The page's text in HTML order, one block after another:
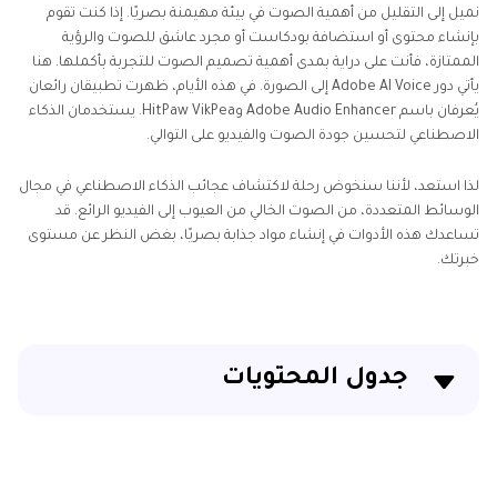
نميل إلى التقليل من أهمية الصوت في بيئة مهيمنة بصريًا. إذا كنت تقوم
بإنشاء محتوى أو استضافة بودكاست أو مجرد عاشق للصوت والرؤية
الممتازة، فأنت على دراية بمدى أهمية تصميم الصوت للتجربة بأكملها. هنا
يأتي دور Adobe AI Voice إلى الصورة. في هذه الأيام، ظهرت تطبيقان رائعان
يُعرفان باسم Adobe Audio Enhancer وHitPaw VikPea. يستخدمان الذكاء
الاصطناعي لتحسين جودة الصوت والفيديو على التوالي.
لذا استعد، لأننا سنخوض رحلة لاكتشاف عجائب الذكاء الاصطناعي في مجال
الوسائط المتعددة، من الصوت الخالي من العيوب إلى الفيديو الرائع. قد
تساعدك هذه الأدوات في إنشاء مواد جذابة بصريًا، بغض النظر عن مستوى
خبرتك.
جدول المحتويات